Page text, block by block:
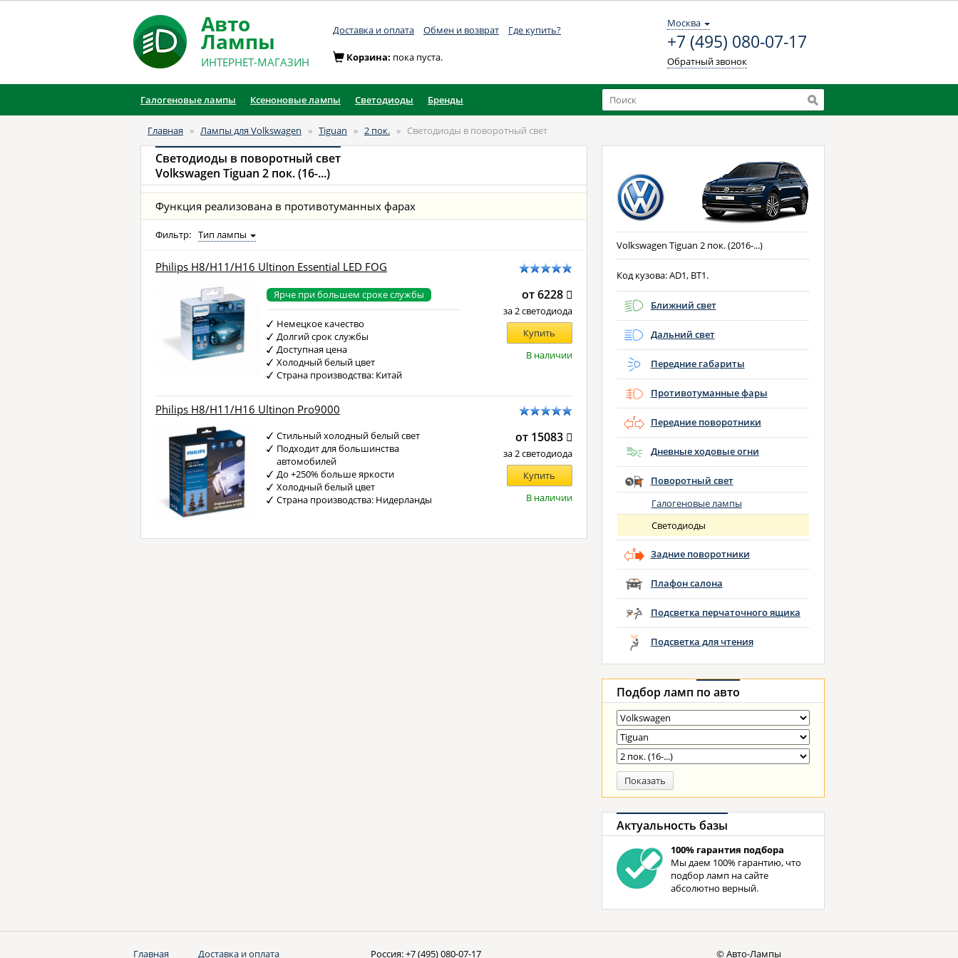
Авто
Лампы
ИНТЕРНЕТ-МАГАЗИН
Доставка и оплата Обмен и возврат Где купить?
Москва
+7 (495) 080-07-17
Обратный звонок
Корзина: пока пуста.
Галогеновые лампы Ксеноновые лампы Светодиоды Бренды
Главная » Лампы для Volkswagen » Tiguan » 2 пок. » Светодиоды в поворотный свет
Светодиоды в поворотный свет
Volkswagen Tiguan 2 пок. (16-...)
Функция реализована в противотуманных фарах
Фильтр: Тип лампы
Philips H8/H11/H16 Ultinon Essential LED FOG
Ярче при большем сроке службы
Немецкое качество
Долгий срок службы
Доступная цена
Холодный белый цвет
Страна производства: Китай
от 6228
за 2 светодиода
Купить
В наличии
Philips H8/H11/H16 Ultinon Pro9000
Стильный холодный белый свет
Подходит для большинства
автомобилей
До +250% больше яркости
Холодный белый цвет
Страна производства: Нидерланды
от 15083
за 2 светодиода
Купить
В наличии
Volkswagen Tiguan 2 пок. (2016-...)
Код кузова: AD1, BT1.
Ближний свет
Дальний свет
Передние габариты
Противотуманные фары
Передние поворотники
Дневные ходовые огни
Поворотный свет
Галогеновые лампы
Светодиоды
Задние поворотники
Плафон салона
Подсветка перчаточного ящика
Подсветка для чтения
Подбор ламп по авто
Показать
Актуальность базы
100% гарантия подбора
Мы даем 100% гарантию, что
подбор ламп на сайте
абсолютно верный.
Главная Доставка и оплата Россия:+7 (495) 080-07-17 © Авто-Лампы